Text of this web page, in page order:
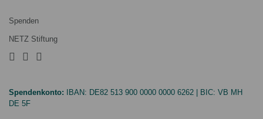
Spenden
NETZ Stiftung
Spendenkonto: IBAN: DE82 513 900 0000 0000 6262 | BIC: VB MH
DE 5F